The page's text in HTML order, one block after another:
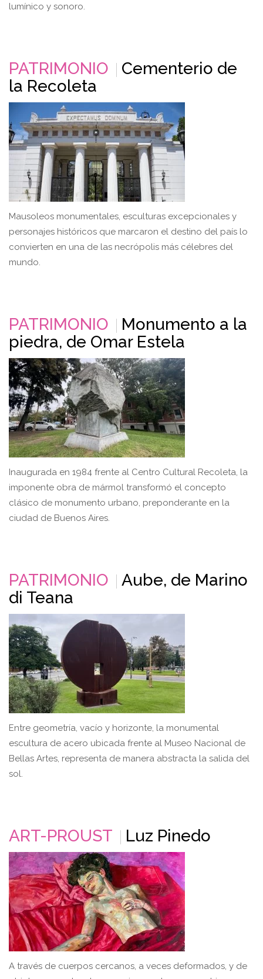
lumínico y sonoro.
PATRIMONIO
Cementerio de
la Recoleta
Mausoleos monumentales, esculturas excepcionales y
personajes históricos que marcaron el destino del país lo
convierten en una de las necrópolis más célebres del
mundo.
PATRIMONIO
Monumento a la
piedra, de Omar Estela
Inaugurada en 1984 frente al Centro Cultural Recoleta, la
imponente obra de mármol transformó el concepto
clásico de monumento urbano, preponderante en la
ciudad de Buenos Aires.
PATRIMONIO
Aube, de Marino
di Teana
Entre geometría, vacío y horizonte, la monumental
escultura de acero ubicada frente al Museo Nacional de
Bellas Artes, representa de manera abstracta la salida del
sol.
ART-PROUST Luz Pinedo
A través de cuerpos cercanos, a veces deformados, y de